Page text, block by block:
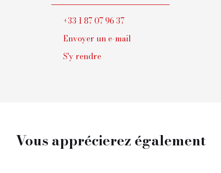
+33 1 87 07 96 37
Envoyer un e-mail
S'y rendre
Vous apprécierez également